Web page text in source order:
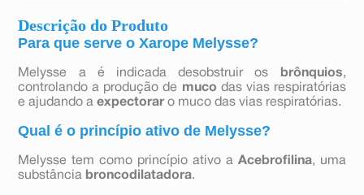
Descrição do Produto
Para que serve o Xarope Melysse?
Melysse a é indicada desobstruir os brônquios,
controlando a produção de muco das vias respiratórias
e ajudando aexpectoraro muco das vias respiratórias.
Qual é o princípio ativo de Melysse?
Melysse tem como princípio ativo a Acebrofilina, uma
substância broncodilatadora.